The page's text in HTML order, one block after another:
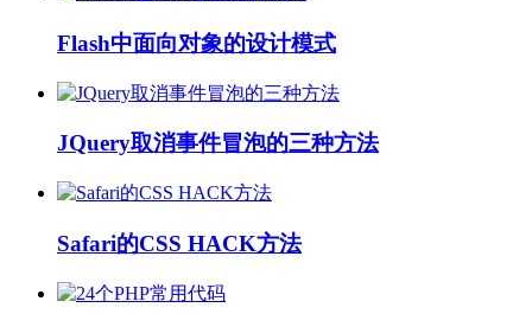
Flash中面向对象的设计模式
JQuery取消事件冒泡的三种方法
Safari的CSS HACK方法